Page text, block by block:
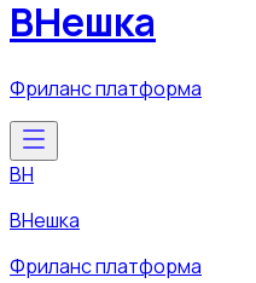
ВНешка
Фриланс платформа
ВН
ВНешка
Фриланс платформа